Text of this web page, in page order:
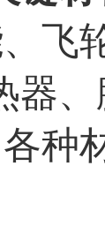
飞
器
种